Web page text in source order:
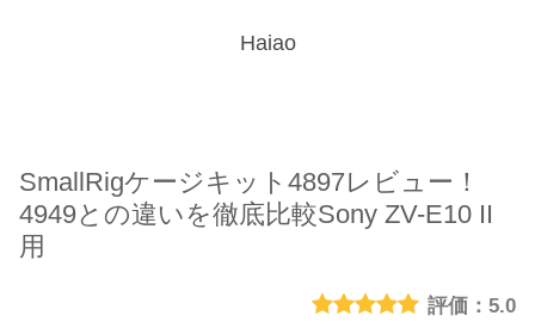
Haiao
SmallRigケージキット4897レビュー！
4949との違いを徹底比較Sony ZV-E10 II
用
5.0